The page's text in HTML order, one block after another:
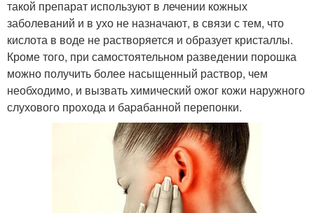
такой препарат используют в лечении кожных
заболеваний и в ухо не назначают, в связи с тем, что
кислота в воде не растворяется и образует кристаллы.
Кроме того, при самостоятельном разведении порошка
можно получить более насыщенный раствор, чем
необходимо, и вызвать химический ожог кожи наружного
слухового прохода и баpaбанной перепонки.